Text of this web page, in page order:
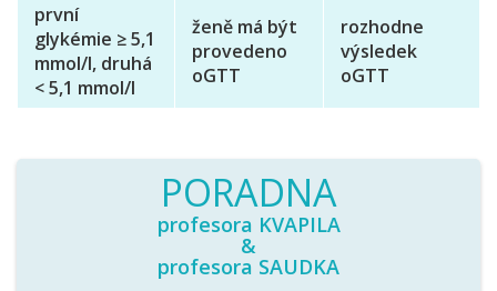
první
glykémie ≥ 5,1
mmol/l, druhá
< 5,1 mmol/l
ženě má být
provedeno
oGTT
rozhodne
výsledek
oGTT
PORADNA
profesora KVAPILA
&
profesora SAUDKA